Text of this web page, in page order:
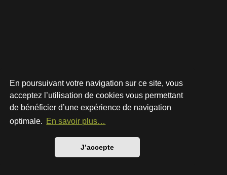
En poursuivant votre navigation sur ce site, vous
acceptez l’utilisation de cookies vous permettant
de bénéficier d’une expérience de navigation
optimale. En savoir plus…
J’accepte
Développé parphpBB® Forum Software © phpBB Limited
Style par
Traduction française officielle